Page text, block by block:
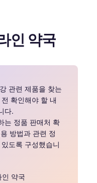
인 약국
관련 제품을 찾는
확인해야 할 내
다.
는 정품 판매처 확
방법과 관련 정
도록 구성했습니